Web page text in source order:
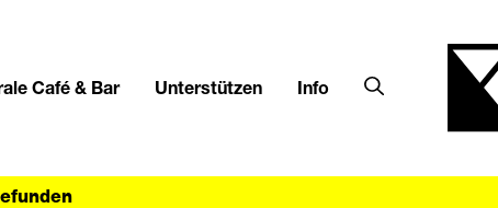
Café & Bar Unterstützen Info